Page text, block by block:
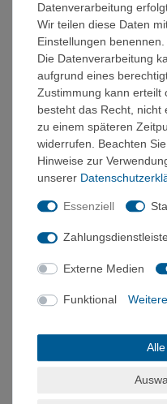
Entwickelt für
Atmungsaktive,
Shell
PFC-freie DWR-
Wasserabweisung
Angesetzte und
ummantelter,
Krempe und
Rückseite
Durchgehender,
Keine
Komfort beim
Bewegungsfreiheit
Linke
Materialschlaufe
Verschwindet in
ummanteltem
Datenverarbeitung
Wir teilen diese Daten
Einstellungen benennen.
Die Datenverarbeitung
aufgrund eines
Zustimmung kann erteilt
besteht das Recht, nicht
zu einem späteren
widerrufen. Beachten
Hinweise zur
unserer
Essenziell
Externe Medien
Funktional